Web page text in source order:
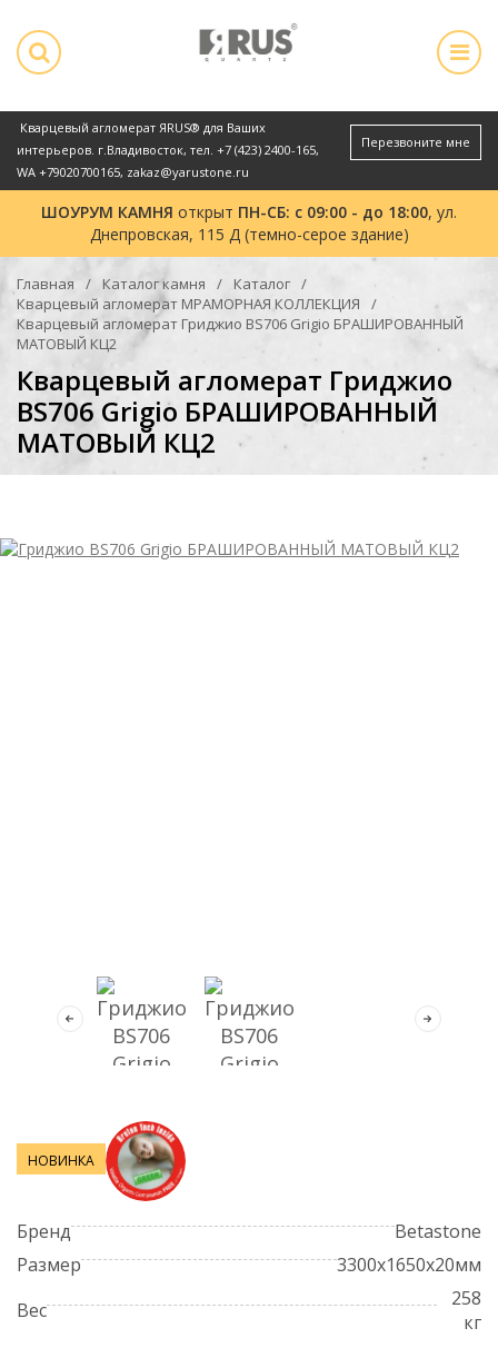
Кварцевый агломерат ЯRUS® для Ваших
интерьеров. г.Владивосток, тел. +7 (423) 2400-165,
WA +79020700165, zakaz@yarustone.ru
Перезвоните мне
ШОУРУМ КАМНЯ открыт ПН-СБ: с 09:00 - до 18:00, ул.
Днепровская, 115 Д (темно-серое здание)
Кварцевый агломерат Гриджио
BS706 Grigio БРАШИРОВАННЫЙ
МАТОВЫЙ КЦ2
Главная Каталог камня
Каталог
Кварцевый агломерат МРАМОРНАЯ КОЛЛЕКЦИЯ
Кварцевый агломерат Гриджио BS706 Grigio БРАШИРОВАННЫЙ
МАТОВЫЙ КЦ2
НОВИНКА
Бренд
Betastone
Размер
3300х1650х20мм
Вес
258
кг